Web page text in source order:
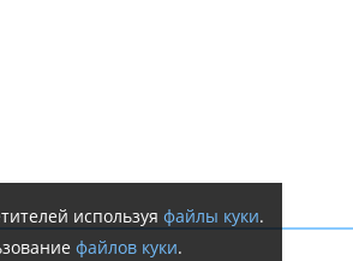
используя файлы куки.
файлов куки.